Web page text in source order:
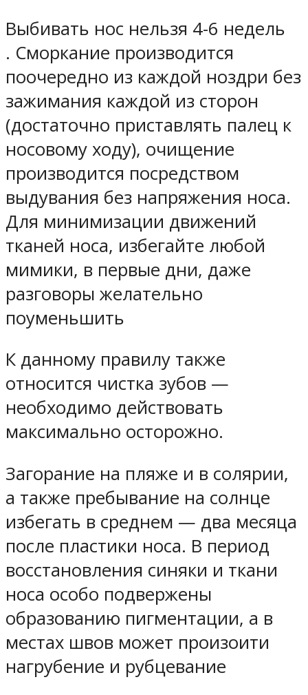
Выбивать нос нельзя 4-6 недель
. Сморкание производится
поочередно из каждой ноздри без
зажимания каждой из сторон
(достаточно приставлять палец к
носовому ходу), очищение
производится посредством
выдувания без напряжения носа.
Для минимизации движений
тканей носа, избегайте любой
мимики, в первые дни, даже
разговоры желательно
поуменьшить
К данному правилу также
относится чистка зубов —
необходимо действовать
максимально осторожно.
Загорание на пляже и в солярии,
а также пребывание на солнце
избегать в среднем — два месяца
после пластики носа. В период
восстановления синяки и ткани
носа особо подвержены
образованию пигментации, а в
местах швов может произоити
нагрубение и рубцевание